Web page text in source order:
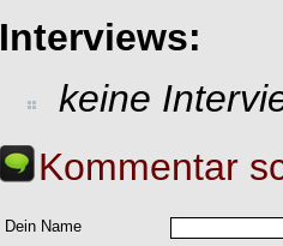
Interviews:
keine
Kommentar
Dein Name